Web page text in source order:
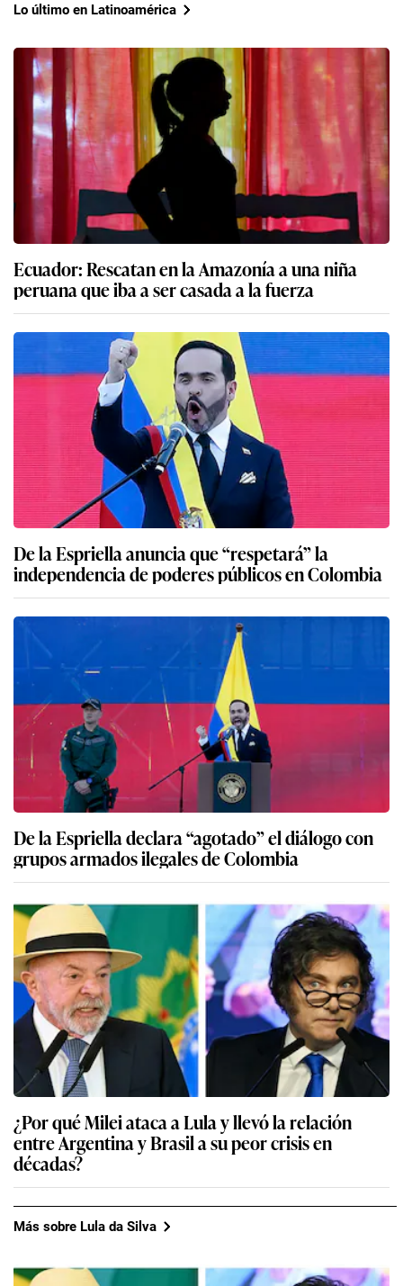
Lo último en Latinoamérica
Ecuador: Rescatan en la Amazonía a una niña
peruana que iba a ser casada a la fuerza
De la Espriella anuncia que “respetará” la
independencia de poderes públicos en Colombia
De la Espriella declara “agotado” el diálogo con
grupos armados ilegales de Colombia
¿Por qué Milei ataca a Lula y llevó la relación
entre Argentina y Brasil a su peor crisis en
décadas?
Más sobre Lula da Silva